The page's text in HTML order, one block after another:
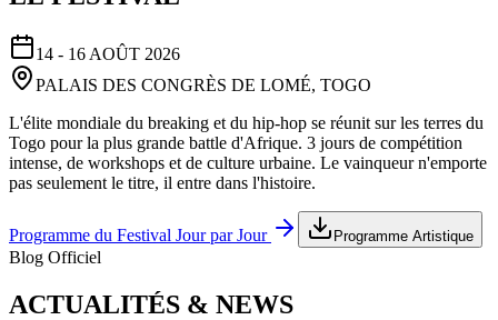
14 - 16 AOÛT 2026
PALAIS DES CONGRÈS DE LOMÉ, TOGO
L'élite mondiale du breaking et du hip-hop se réunit sur les terres du
Togo pour la plus grande battle d'Afrique. 3 jours de compétition
intense, de workshops et de culture urbaine. Le vainqueur n'emporte
pas seulement le titre, il entre dans l'histoire.
Programme du Festival Jour par Jour Programme Artistique
Blog Officiel
ACTUALITÉS & NEWS